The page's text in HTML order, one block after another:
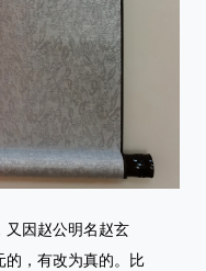
又因赵公明名赵玄
的，有改为真的。比